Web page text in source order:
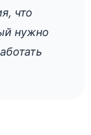
что
нужно